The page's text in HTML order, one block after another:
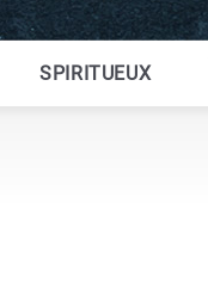
SPIRITUEUX